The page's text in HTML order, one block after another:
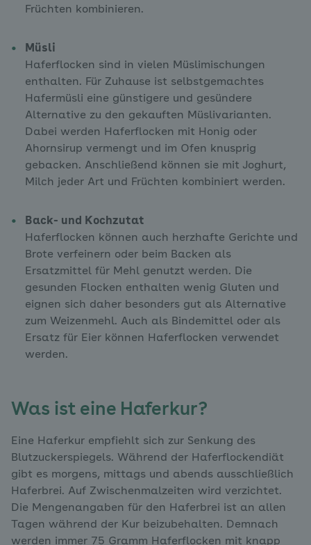
Früchten kombinieren.
Müsli
Haferflocken sind in vielen Müslimischungen
enthalten. Für Zuhause ist selbstgemachtes
Hafermüsli eine günstigere und gesündere
Alternative zu den gekauften Müslivarianten.
Dabei werden Haferflocken mit Honig oder
Ahornsirup vermengt und im Ofen knusprig
gebacken. Anschließend können sie mit Joghurt,
Milch jeder Art und Früchten kombiniert werden.
Back- und Kochzutat
Haferflocken können auch herzhafte Gerichte und
Brote verfeinern oder beim Backen als
Ersatzmittel für Mehl genutzt werden. Die
gesunden Flocken enthalten wenig Gluten und
eignen sich daher besonders gut als Alternative
zum Weizenmehl. Auch als Bindemittel oder als
Ersatz für Eier können Haferflocken verwendet
werden.
Was ist eine Haferkur?
Eine Haferkur empfiehlt sich zur Senkung des
Blutzuckerspiegels. Während der Haferflockendiät
gibt es morgens, mittags und abends ausschließlich
Haferbrei. Auf Zwischenmalzeiten wird verzichtet.
Die Mengenangaben für den Haferbrei ist an allen
Tagen während der Kur beizubehalten. Demnach
werden immer 75 Gramm Haferflocken mit knapp